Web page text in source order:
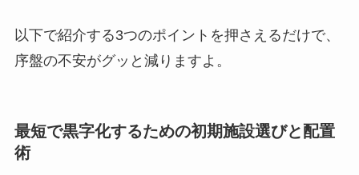
以下で紹介する3つのポイントを押さえるだけで、
序盤の不安がグッと減りますよ。
最短で黒字化するための初期施設選びと配置
術